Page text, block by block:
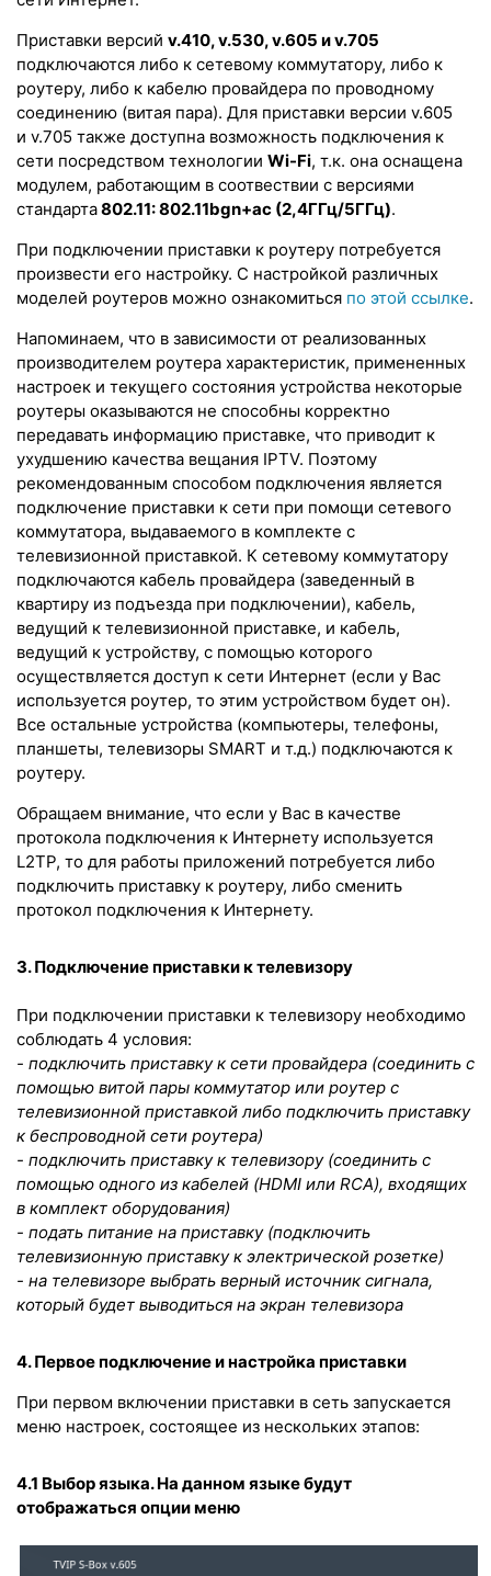
Приставки версий v.410, v.530, v.605 иv.705
подключаются либо к сетевому коммутатору, либо к
роутеру, либо к кабелю провайдера по проводному
соединению (витая пара). Для приставки версии v.605
и v.705 также доступна возможность подключения к
сети посредством технологии Wi-Fi, т.к. она оснащена
модулем, работающим в соотвествии с версиями
стандарта802.11: 802.11bgn+ac (2,4ГГц/5ГГц).
При подключении приставки к роутеру потребуется
произвести его настройку. С настройкой различных
моделей роутеров можно ознакомиться по этой ссылке.
Напоминаем, что в зависимости от реализованных
производителем роутера характеристик, применeнных
настроек и текущего состояния устройства некоторые
роутеры оказываются не способны корректно
передавать информацию приставке, что приводит к
ухудшению качества вещания IPTV. Поэтому
рекомендованным способом подключения является
подключение приставки к сети при помощи сетевого
коммутатора, выдаваемого в комплекте с
телевизионной приставкой. К сетевому коммутатору
подключаются кабель провайдера (заведeнный в
квартиру из подъезда при подключении), кабель,
ведущий к телевизионной приставке, и кабель,
ведущий к устройству, с помощью которого
осуществляется доступ к сети Интернет (если у Вас
используется роутер, то этим устройством будет он).
Все остальные устройства (компьютеры, телефоны,
планшеты, телевизоры SMART и т.д.) подключаются к
роутеру.
Обращаем внимание, что если у Вас в качестве
протокола подключения к Интернету используется
L2TP, то для работы приложений потребуется либо
подключить приставку к роутеру, либо сменить
протокол подключения к Интернету.
3. Подключение приставки к телевизору
При подключении приставки к телевизору необходимо
соблюдать 4 условия:
- подключить приставку к сети провайдера (соединить с
помощью витой пары коммутатор или роутер с
телевизионной приставкой либо подключить приставку
к беспроводной сети роутера)
- подключить приставку к телевизору (соединить с
помощью одного из кабелей (HDMI или RCA), входящих
в комплект оборудования)
- подать питание на приставку (подключить
телевизионную приставку к электрической розетке)
- на телевизоре выбрать верный источник сигнала,
который будет выводиться на экран телевизора
4. Первое подключение и настройка приставки
При первом включении приставки в сеть запускается
меню настроек, состоящее из нескольких этапов:
4.1 Выбор языка. На данном языке будут
отображаться опции меню